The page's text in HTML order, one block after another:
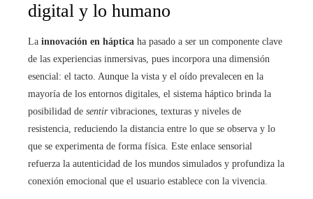
digital y lo humano
La innovación en háptica ha pasado a ser un componente clave
de las experiencias inmersivas, pues incorpora una dimensión
esencial: el tacto. Aunque la vista y el oído prevalecen en la
mayoría de los entornos digitales, el sistema háptico brinda la
posibilidad de sentirvibraciones, texturas y niveles de
resistencia, reduciendo la distancia entre lo que se observa y lo
que se experimenta de forma física. Este enlace sensorial
refuerza la autenticidad de los mundos simulados y profundiza la
conexión emocional que el usuario establece con la vivencia.